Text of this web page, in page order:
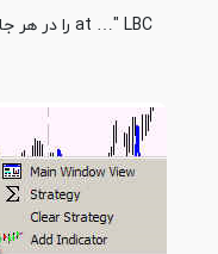
at …" LBC را در هر جایی که می خواهید قرار دهید.